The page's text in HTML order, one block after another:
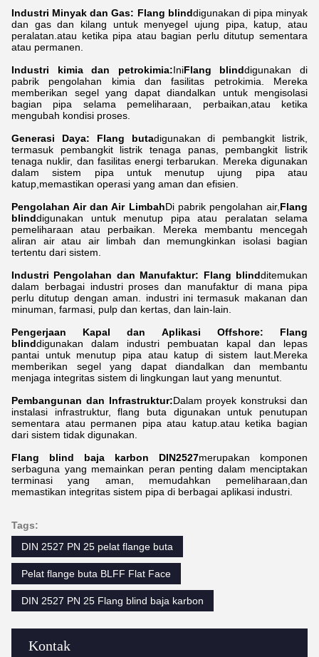
Kontak
Industri Minyak dan Gas: Flang blinddigunakan di pipa minyak
dan gas dan kilang untuk menyegel ujung pipa, katup, atau
peralatan.atau ketika pipa atau bagian perlu ditutup sementara
atau permanen.
Industri kimia dan petrokimia:IniFlang blinddigunakan di
pabrik pengolahan kimia dan fasilitas petrokimia. Mereka
memberikan segel yang dapat diandalkan untuk mengisolasi
bagian pipa selama pemeliharaan, perbaikan,atau ketika
mengubah kondisi proses.
Generasi Daya: Flang butadigunakan di pembangkit listrik,
termasuk pembangkit listrik tenaga panas, pembangkit listrik
tenaga nuklir, dan fasilitas energi terbarukan. Mereka digunakan
dalam sistem pipa untuk menutup ujung pipa atau
katup,memastikan operasi yang aman dan efisien.
Pengolahan Air dan Air LimbahDi pabrik pengolahan air, Flang
blinddigunakan untuk menutup pipa atau peralatan selama
pemeliharaan atau perbaikan. Mereka membantu mencegah
aliran air atau air limbah dan memungkinkan isolasi bagian
tertentu dari sistem.
Industri Pengolahan dan Manufaktur: Flang blindditemukan
dalam berbagai industri proses dan manufaktur di mana pipa
perlu ditutup dengan aman. industri ini termasuk makanan dan
minuman, farmasi, pulp dan kertas, dan lain-lain.
Pengerjaan Kapal dan Aplikasi Offshore: Flang
blinddigunakan dalam industri pembuatan kapal dan lepas
pantai untuk menutup pipa atau katup di sistem laut.Mereka
memberikan segel yang dapat diandalkan dan membantu
menjaga integritas sistem di lingkungan laut yang menuntut.
Pembangunan dan Infrastruktur:Dalam proyek konstruksi dan
instalasi infrastruktur, flang buta digunakan untuk penutupan
sementara atau permanen pipa atau katup.atau ketika bagian
dari sistem tidak digunakan.
Flang blind baja karbon DIN2527merupakan komponen
serbaguna yang memainkan peran penting dalam menciptakan
terminasi yang aman, memudahkan pemeliharaan,dan
memastikan integritas sistem pipa di berbagai aplikasi industri.
Tags:
DIN 2527 PN 25 pelat flange buta
Pelat flange buta BLFF Flat Face
DIN 2527 PN 25 Flang blind baja karbon